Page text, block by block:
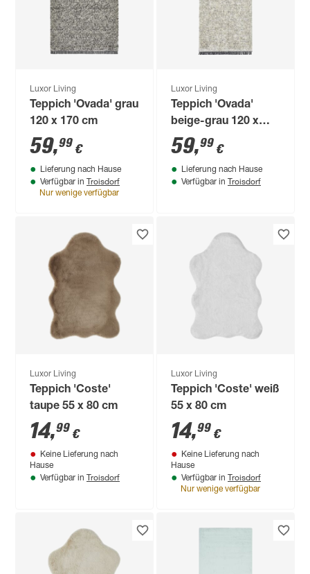
Luxor Living
Teppich 'Ovada' grau
120 x 170 cm
59,99 €
Lieferung nach Hause
Verfügbar in Troisdorf
Nur wenige verfügbar
Luxor Living
Teppich 'Ovada'
beige-grau 120 x
170 cm
59,99 €
Lieferung nach Hause
Verfügbar in Troisdorf
Luxor Living
Teppich 'Coste'
taupe 55 x 80 cm
14,99 €
Keine Lieferung nach
Hause
Verfügbar in Troisdorf
Luxor Living
Teppich 'Coste' weiß
55 x 80 cm
14,99 €
Keine Lieferung nach
Hause
Verfügbar in Troisdorf
Nur wenige verfügbar